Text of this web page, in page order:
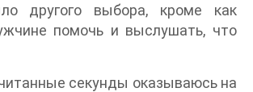
другого выбора, кроме как
помочь и выслушать, что
секунды оказываюсь на